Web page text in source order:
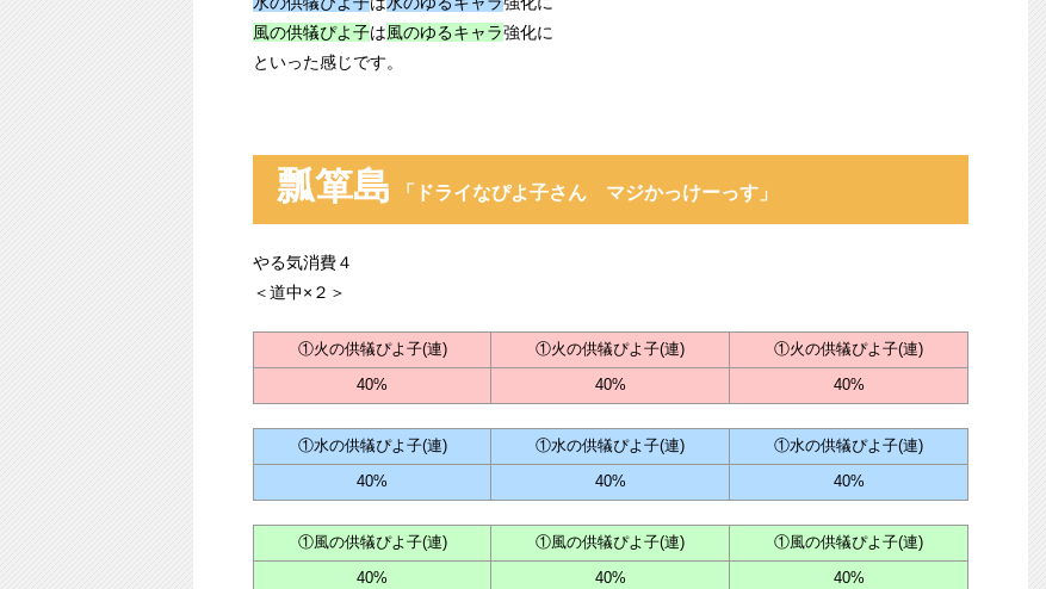
風の供犠ぴよ子は風のゆるキャラ強化に
といった感じです。
瓢箪島 「ドライなぴよ子さん マジかっけーっす」
やる気消費４
＜道中×２＞
①火の供犠ぴよ子(連) ①火の供犠ぴよ子(連)
①火の供犠ぴよ子(連)
40%
40% 40%
①水の供犠ぴよ子(連) ①水の供犠ぴよ子(連)
①水の供犠ぴよ子(連)
40%
40% 40%
①風の供犠ぴよ子(連) ①風の供犠ぴよ子(連)
①風の供犠ぴよ子(連)
40%
40% 40%